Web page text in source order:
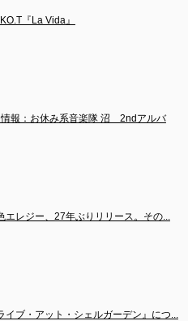
『La Vida』
情報：お休み系音楽隊 沼　2ndアルバ
エレジー、27年ぶりリリース。その...
イブ・アット・シェルガーデン』につ...